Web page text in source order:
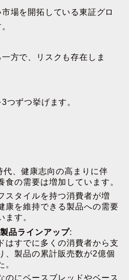
場を開拓している東証グロ
方で、リスクも存在しま
つずつ挙げます。
代、健康志向の高まりに伴
食の需要は増加しています。
スタイルを持つ消費者が増
康を維持できる製品への需要
ます。
品ラインアップ:
はすでに多くの消費者から支
、製品の累計販売数が2億個
。
のにベースブレッドやベース